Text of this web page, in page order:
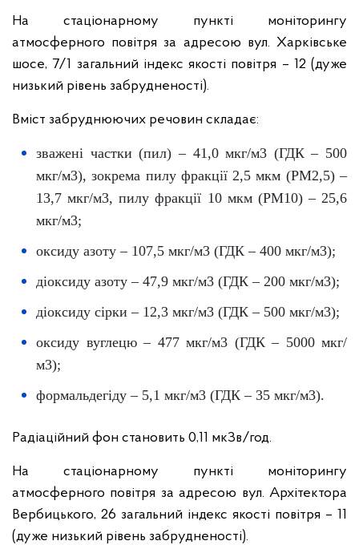
На стаціонарному пункті моніторингу
атмосферного повітря за адресою вул. Харківське
шосе, 7/1 загальний індекс якості повітря – 12 (дуже
низький рівень забрудненості).
Вміст забруднюючих речовин складає:
зважені частки (пил) – 41,0 мкг/м3 (ГДК – 500
мкг/м3), зокрема пилу фракції 2,5 мкм (PM2,5) –
13,7 мкг/м3, пилу фракції 10 мкм (PM10) – 25,6
мкг/м3;
оксиду азоту – 107,5 мкг/м3 (ГДК – 400 мкг/м3);
діоксиду азоту – 47,9 мкг/м3 (ГДК – 200 мкг/м3);
діоксиду сірки – 12,3 мкг/м3 (ГДК – 500 мкг/м3);
оксиду вуглецю – 477 мкг/м3 (ГДК – 5000 мкг/
м3);
формальдегіду – 5,1 мкг/м3 (ГДК – 35 мкг/м3).
Радіаційний фон становить 0,11 мкЗв/год.
На стаціонарному пункті моніторингу
атмосферного повітря за адресою вул. Архітектора
Вербицького, 26 загальний індекс якості повітря – 11
(дуже низький рівень забрудненості).